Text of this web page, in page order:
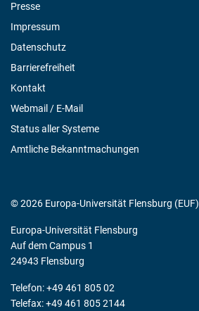
Presse
Impressum
Datenschutz
Barrierefreiheit
Kontakt
Webmail / E-Mail
Status aller Systeme
Amtliche Bekanntmachungen
© 2026 Europa-Universität Flensburg (EUF)
Europa-Universität Flensburg
Auf dem Campus 1
24943 Flensburg
Telefon: +49 461 805 02
Telefax: +49 461 805 2144